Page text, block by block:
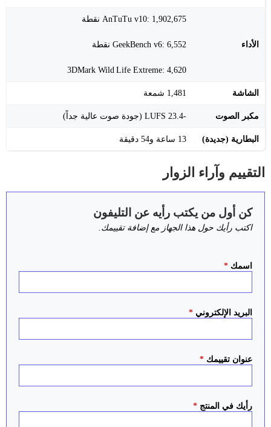
الأداء
AnTuTu v10: 1,902,675 نقطة
GeekBench v6: 6,552 نقطة
3DMark Wild Life Extreme: 4,620
الشاشة 1,481 شمعة
مكبر الصوت ‑23.4 LUFS (جودة صوت عالية جداً)
البطارية (جديدة) 13 ساعة و54 دقيقة
التقييم وآراء الزوار
كن أول من يكتب رأيه عن التليفون
اكتب رأيك حول هذا الجهاز مع إضافة تقييمك.
اسمك *
البريد الإلكتروني *
عنوان تقييمك *
رأيك في المنتج *